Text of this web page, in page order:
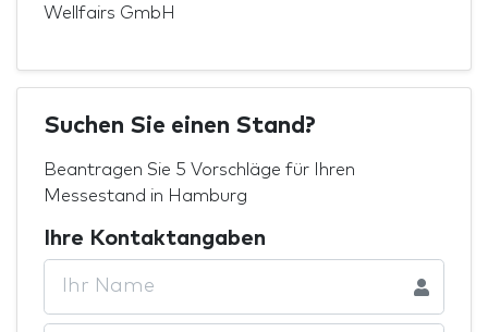
Wellfairs GmbH
Suchen Sie einen Stand?
Beantragen Sie 5 Vorschläge für Ihren
Messestand in Hamburg
Ihre Kontaktangaben